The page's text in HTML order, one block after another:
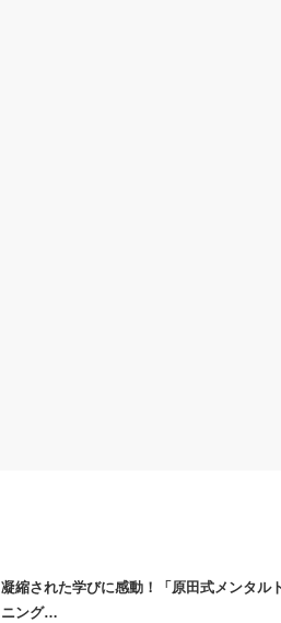
凝縮された学びに感動！「原田式メンタル
ニング…